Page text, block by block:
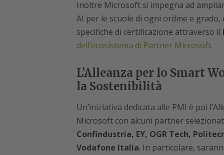
Inoltre Microsoft si impegna ad
AI per le scuole di ogni ordine e
specifiche di certificazione attraverso il
dell’ecosistema di Partner Microsoft.
L’Alleanza per lo Smart
la Sostenibilità
Un’iniziativa dedicata alle PMI è poi
Microsoft con alcuni partner
Confindustria, EY, OGR Tech,
Vodafone Italia. In particolare,